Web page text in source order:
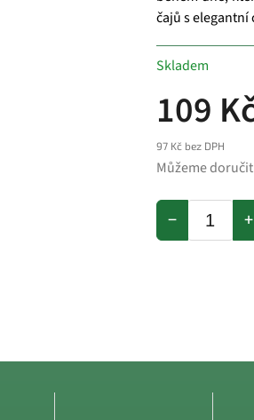
109
97 Kč bez DPH
Skladem
Můžeme
+
−
čajů s